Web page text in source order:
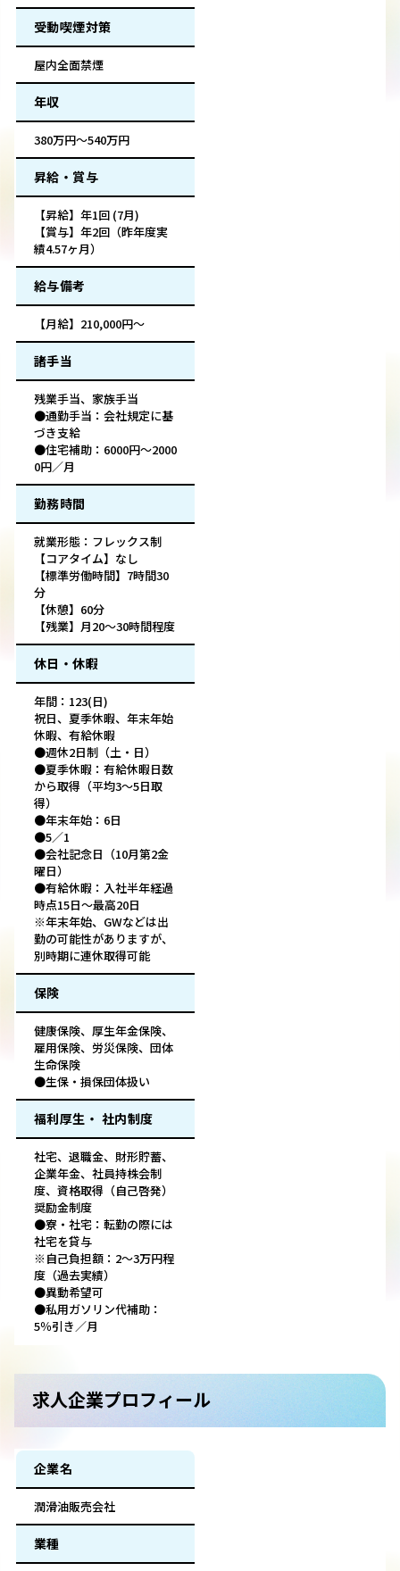
受動喫煙対策
屋内全面禁煙
年収
380万円～540万円
昇給・賞与
【昇給】年1回 (7月)
【賞与】年2回（昨年度実
績4.57ヶ月）
給与備考
【月給】210,000円～
諸手当
残業手当、家族手当
●通勤手当：会社規定に基
づき支給
●住宅補助：6000円～2000
0円／月
勤務時間
就業形態：フレックス制
【コアタイム】なし
【標準労働時間】7時間30
分
【休憩】60分
【残業】月20～30時間程度
休日・休暇
年間：123(日)
祝日、夏季休暇、年末年始
休暇、有給休暇
●週休2日制（土・日）
●夏季休暇：有給休暇日数
から取得（平均3～5日取
得）
●年末年始：6日
●5／1
●会社記念日（10月第2金
曜日）
●有給休暇：入社半年経過
時点15日～最高20日
※年末年始、GWなどは出
勤の可能性がありますが、
別時期に連休取得可能
保険
健康保険、厚生年金保険、
雇用保険、労災保険、団体
生命保険
●生保・損保団体扱い
福利厚生・ 社内制度
社宅、退職金、財形貯蓄、
企業年金、社員持株会制
度、資格取得（自己啓発）
奨励金制度
●寮・社宅：転勤の際には
社宅を貸与
※自己負担額：2～3万円程
度（過去実績）
●異動希望可
●私用ガソリン代補助：
5％引き／月
求人企業プロフィール
企業名
潤滑油販売会社
業種